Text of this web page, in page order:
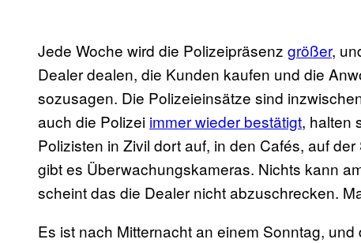
Jede Woche wird die Polizeipräsenz größer,
Dealer dealen, die Kunden kaufen und die
sozusagen. Die Polizeieinsätze sind
auch die Polizei immer wieder bestätigt, halten
Polizisten in Zivil dort auf, in den Cafés, auf
gibt es Überwachungskameras. Nichts kann
scheint das die Dealer nicht abzuschrecken.
Es ist nach Mitternacht an einem Sonntag,